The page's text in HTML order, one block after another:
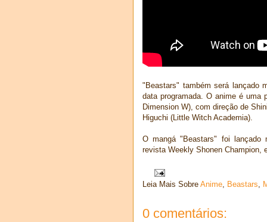
"Beastars" também será lançado
data programada. O anime é uma
Dimension W), com direção de
Higuchi (Little Witch Academia).
O mangá "Beastars" foi lançado
revista Weekly Shonen Champion,
Leia Mais Sobre Anime, Beastars,
0 comentários: